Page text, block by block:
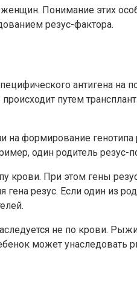
Понимание этих
резус-фактора.
антигена на
путем
формирование
один родитель резус-
крови. При этом гены
резус. Если один из
не по крови.
может унаследовать